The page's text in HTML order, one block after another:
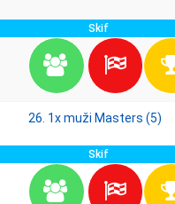
Skif
26. 1x muži Masters (5)
Skif